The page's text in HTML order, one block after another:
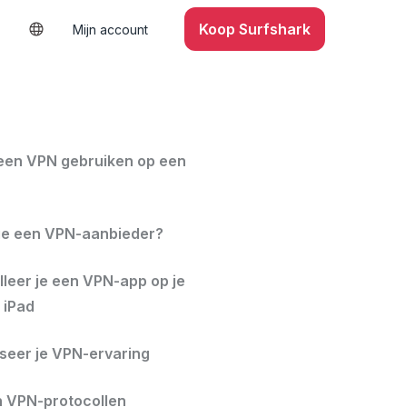
Mijn account Koop Surfshark
VPN gebruiken op een
een VPN-aanbieder?
je een VPN-app op je
je VPN-ervaring
VPN-protocollen